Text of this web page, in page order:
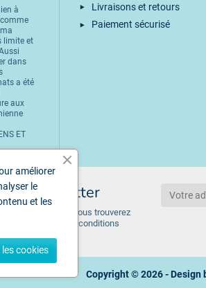
à
limite et
dans
a été
aux
ET
Livraisons et retours
Paiement sécurisé
la newsletter
à tout moment. Vous trouverez
contact dans les conditions
Copyright © 2026 - Design
améliorer
le
et les
cookies